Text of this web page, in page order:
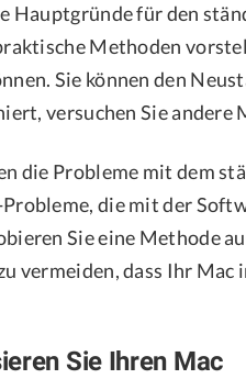
Hauptgründe für den
Methoden
Sie können den
versuchen Sie andere
die Probleme mit dem
die mit der
Sie eine Methode
vermeiden, dass Ihr
Sie Ihren Mac